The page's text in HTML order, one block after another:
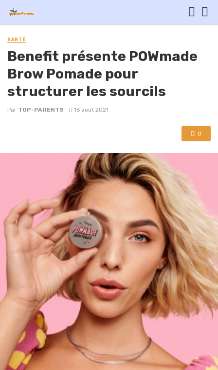
SANTÉ
Benefit présente POWmade
Brow Pomade pour
structurer les sourcils
Par TOP-PARENTS 16 août 2021
0